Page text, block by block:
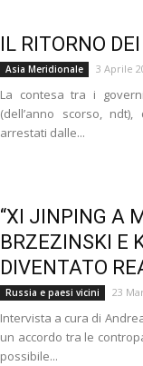
IL RITORNO
Asia Meridionale 3 Aprile
La contesa tra i
(dell’anno scorso,
arrestati dalle...
“XI JINPING A
BRZEZINSKI E
DIVENTATO
Russia e paesi vicini 23
Intervista a cura di
un accordo tra le
possibile...